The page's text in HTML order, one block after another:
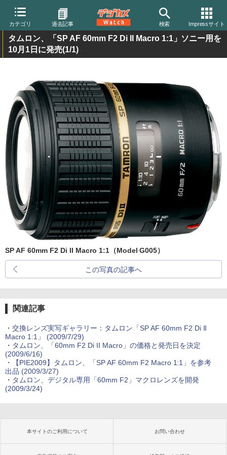
カテゴリ 過去記事 検索 Impressサイト
タムロン、「SP AF 60mm F2 Di II Macro 1:1」ソニー用を
10月1日に発売(1/1)
SP AF 60mm F2 Di II Macro 1:1（Model G005）
この写真の記事へ
関連記事
・ 交換レンズ実写ギャラリー：タムロン「SP AF 60mm F2 Di II
Macro 1:1」 (2009/7/29)
・ タムロン、「60mm F2 Di II Macro」の価格と発売日を決定
(2009/6/16)
・
【PIE2009】タムロン、「SP AF 60mm F2 Macro 1:1」を参考
出品 (2009/3/27)
・ タムロン、デジタル専用「60mm F2」マクロレンズを開発
(2009/3/24)
本サイトのご利用について お問い合わせ